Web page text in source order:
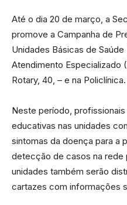
Até o dia 20 de março, a
promove a Campanha de
Unidades Básicas de
Atendimento Especializado
Rotary, 40, – e na Policlínica.
Neste período,
educativas nas unidades
sintomas da doença para a
detecção de casos na rede
unidades também serão
cartazes com informações